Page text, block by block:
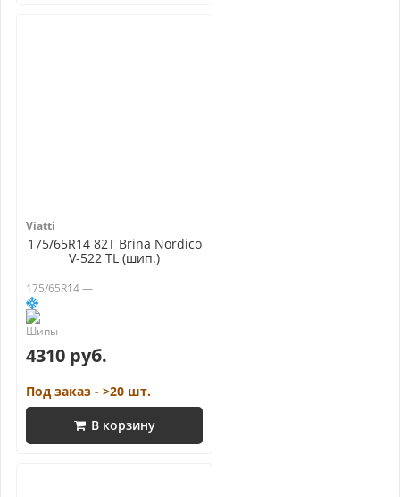
Viatti
175/65R14 82T Brina Nordico
V-522 TL (шип.)
175/65R14 —
4310 руб.
Под заказ - >20 шт.
В корзину